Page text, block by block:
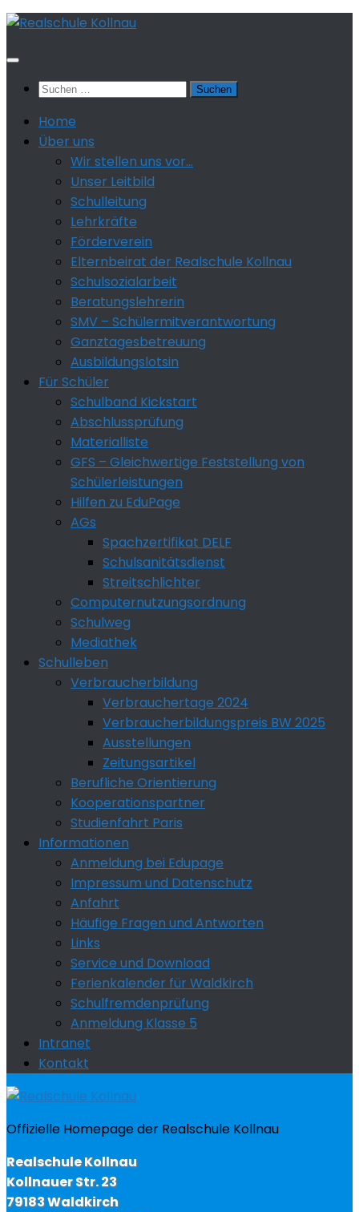
Zum
springen
Suchen
Home
Über uns
Wir stellen uns vor…
Unser Leitbild
Schulleitung
Lehrkräfte
Förderverein
Elternbeirat der Realschule Kollnau
Schulsozialarbeit
Beratungslehrerin
SMV – Schülermitverantwortung
Ganztagesbetreuung
Ausbildungslotsin
Für Schüler
Schulband Kickstart
Abschlussprüfung
Materialliste
GFS – Gleichwertige Feststellung von
Schülerleistungen
Hilfen zu EduPage
AGs
Spachzertifikat DELF
Schulsanitätsdienst
Streitschlichter
Computernutzungsordnung
Schulweg
Mediathek
Schulleben
Verbraucherbildung
Verbrauchertage 2024
Verbraucherbildungspreis BW 2025
Ausstellungen
Zeitungsartikel
Berufliche Orientierung
Kooperationspartner
Studienfahrt Paris
Informationen
Anmeldung bei Edupage
Impressum und Datenschutz
Anfahrt
Häufige Fragen und Antworten
Links
Service und Download
Ferienkalender für Waldkirch
Schulfremdenprüfung
Anmeldung Klasse 5
Intranet
Kontakt
Offizielle Homepage der Realschule Kollnau
Realschule Kollnau
Kollnauer Str. 23
79183 Waldkirch